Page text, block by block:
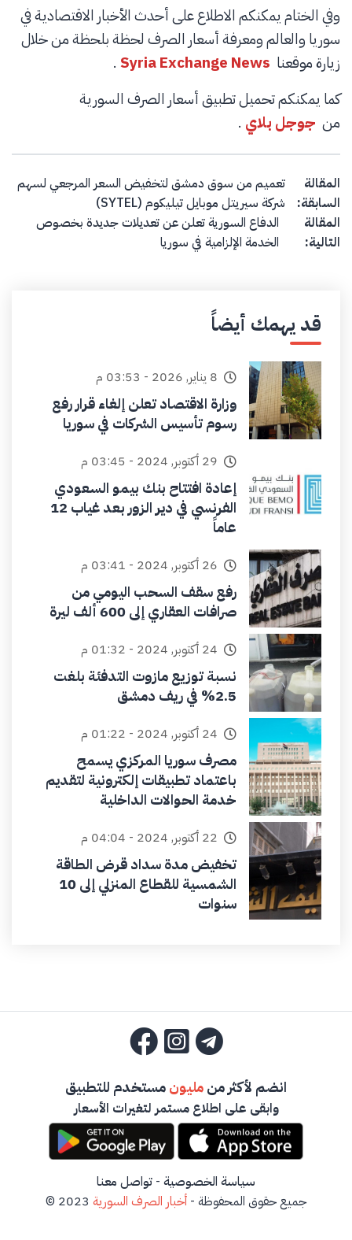
وفي الختام يمكنكم الاطلاع على أحدث الأخبار الاقتصادية في
سوريا والعالم ومعرفة أسعار الصرف لحظة بلحظة من خلال
زيارة موقعنا Syria Exchange News
.
كما يمكنكم تحميل تطبيق أسعار الصرف السورية
من جوجل بلاي .
Post navigation
المقالة
السابقة:
تعميم من سوق دمشق لتخفيض السعر المرجعي لسهم
شركة سيريتل موبايل تيليكوم (SYTEL)
المقالة
التالية:
الدفاع السورية تعلن عن تعديلات جديدة بخصوص
الخدمة الإلزامية في سوريا
قد يهمك أيضاً
8 يناير, 2026 - 03:53 م
وزارة الاقتصاد تعلن إلغاء قرار رفع
رسوم تأسيس الشركات في سوريا
29 أكتوبر, 2024 - 03:45 م
إعادة افتتاح بنك بيمو السعودي
الفرنسي في دير الزور بعد غياب 12
عاماً
26 أكتوبر, 2024 - 03:41 م
رفع سقف السحب اليومي من
صرافات العقاري إلى 600 ألف ليرة
24 أكتوبر, 2024 - 01:32 م
نسبة توزيع مازوت التدفئة بلغت
2.5% في ريف دمشق
24 أكتوبر, 2024 - 01:22 م
مصرف سوريا المركزي يسمح
باعتماد تطبيقات إلكترونية لتقديم
خدمة الحوالات الداخلية
22 أكتوبر, 2024 - 04:04 م
تخفيض مدة سداد قرض الطاقة
الشمسية للقطاع المنزلي إلى 10
سنوات
انضم لأكثر منمليونمستخدم للتطبيق
وابقى على اطلاع مستمر لتغيرات الأسعار
سياسة الخصوصية - تواصل معنا
جميع حقوق المحفوظة - أخبار الصرف السورية